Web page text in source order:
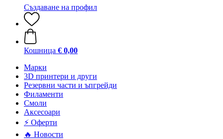
Създаване на профил
Кошница € 0,00
Mарки
3D принтери и други
Резервни части и ъпгрейди
Филаменти
Смоли
Аксесоари
⚡ Оферти
🔥 Новости